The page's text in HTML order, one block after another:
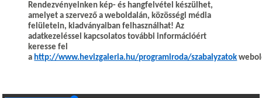
Rendezvényeinken kép- és hangfelvétel készülhet,
amelyet a szervező a weboldalán, közösségi média
felületein, kiadványaiban felhasználhat! Az
adatkezeléssel kapcsolatos további információért
keresse fel
a http://www.hevizgaleria.hu/programiroda/szabalyzatok